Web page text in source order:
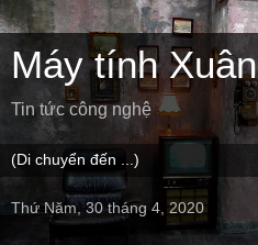
Máy tính Xuân
Tin tức công nghệ
Thứ Năm, 30 tháng 4, 2020